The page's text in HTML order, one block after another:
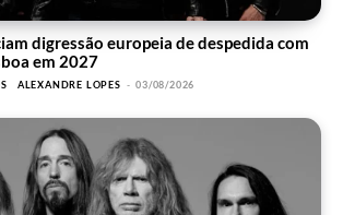
digressão europeia de despedida com
em 2027
ALEXANDRE LOPES - 03/08/2026